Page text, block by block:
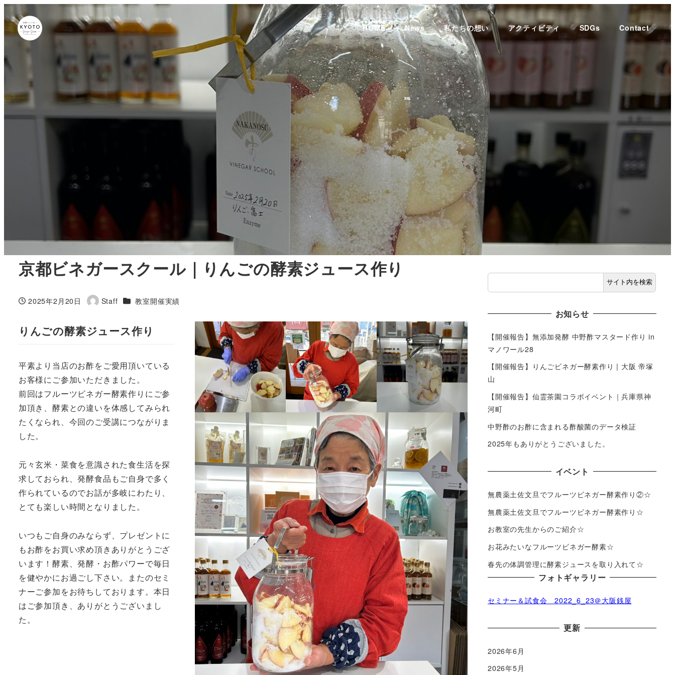
HOME News 私たちの想い アクティビティ SDGs Contact
京都ビネガースクール｜りんごの酵素ジュース作り
投稿日
2025年2月20日
著
Staff カテゴリー
教室開催実績
りんごの酵素ジュース作り
平素より当店のお酢をご愛用頂いている
お客様にご参加いただきました。
前回はフルーツビネガー酵素作りにご参
加頂き、酵素との違いを体感してみられ
たくなられ、今回のご受講につながりま
した。
元々玄米・菜食を意識された食生活を探
求しておられ、発酵食品もご自身で多く
作られているのでお話が多岐にわたり、
とても楽しい時間となりました。
いつもご自身のみならず、プレゼントに
もお酢をお買い求め頂きありがとうござ
います！酵素、発酵・お酢パワーで毎日
を健やかにお過ごし下さい。またのセミ
ナーご参加をお待ちしております。本日
はご参加頂き、ありがとうございまし
た。
サイト内を検索
お知らせ
【開催報告】無添加発酵 中野酢マスタード作り in
マノワール28
【開催報告】りんごビネガー酵素作り | 大阪 帝塚
山
【開催報告】仙霊茶園コラボイベント｜兵庫県神
河町
中野酢のお酢に含まれる酢酸菌のデータ検証
2025年もありがとうございました。
イベント
無農薬土佐文旦でフルーツビネガー酵素作り②☆
無農薬土佐文旦でフルーツビネガー酵素作り☆
お教室の先生からのご紹介☆
お花みたいなフルーツビネガー酵素☆
春先の体調管理に酵素ジュースを取り入れて☆
フォトギャラリー
セミナー＆試食会 2022_6_23＠大阪銭屋
更新
2026年6月
2026年5月